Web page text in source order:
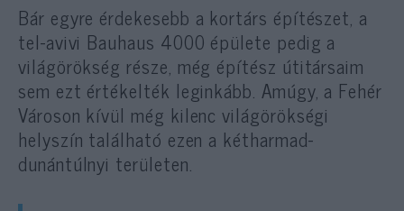
Bár egyre érdekesebb a kortárs építészet, a
tel-avivi Bauhaus 4000 épülete pedig a
világörökség része, még építész útitársaim
sem ezt értékelték leginkább. Amúgy, a Fehér
Városon kívül még kilenc világörökségi
helyszín található ezen a kétharmad-
dunántúlnyi területen.